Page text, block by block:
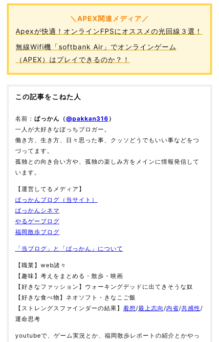
＼APEX関連メディア／
Apexが快適！オンラインFPSにオススメの光回線３選！
無線Wifi機「softbank Air」でオンラインゲーム
（APEX）はプレイできるのか？！
この記事をこねた人
名前： ぱっかん（@pakkan316 ）
一人が大好きなぼっちブロガー。
働き方、生き方、日々思った事、クッソどうでもいい事などをつ
づってます。
孤独との向き合い方や、孤独の楽しみ方をメインに情報発信して
います。
【運営してるメディア】
ぱっかんブログ（当サイト）
ぱっかんシネマ
やるゲーブログ
福岡散歩ブログ
「当ブログ」と「ぱっかん」について
【職業】web諸々
【趣味】考えをまとめる・散歩・映画
【好きなファッション】ウォーキングデッドに出てきそうな奴
【好きな食べ物】ネオソフト・きなこご飯
【ストレングスファインダーの結果】 着想/最上志向 /内省/共感性/
運命思考
youtubeで、ゲーム実況とか、福岡散歩レポートの紹介とかやっ